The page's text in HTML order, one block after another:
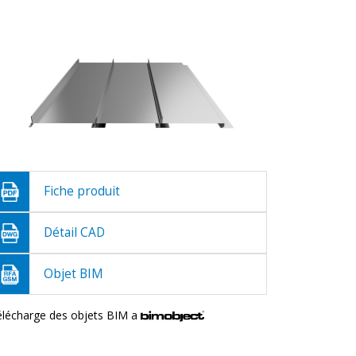
Fiche produit
Détail CAD
Objet BIM
des objets BIM a